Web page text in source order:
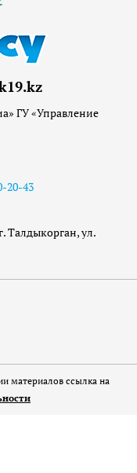
ГУ «Управление
20-43
Талдыкорган, ул.
материалов ссылка на